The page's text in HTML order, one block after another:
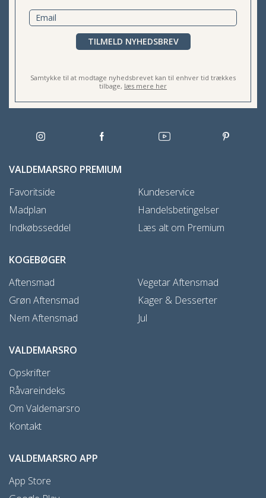
TILMELD NYHEDSBREV
Samtykke til at modtage nyhedsbrevet kan til enhver tid trækkes
tilbage, læs mere her
VALDEMARSRO PREMIUM
Favoritside
Madplan
Indkøbsseddel
Kundeservice
Handelsbetingelser
Læs alt om Premium
KOGEBØGER
Aftensmad
Grøn Aftensmad
Nem Aftensmad
Vegetar Aftensmad
Kager & Desserter
Jul
VALDEMARSRO
Opskrifter
Råvareindeks
Om Valdemarsro
Kontakt
VALDEMARSRO APP
App Store